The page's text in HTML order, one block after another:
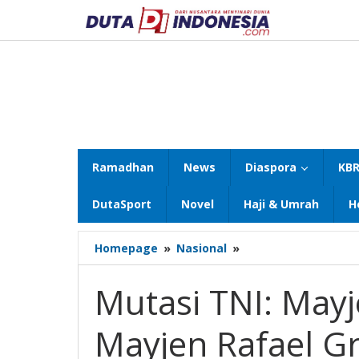
konten
Ramadhan News Diaspora
DutaSport Novel Haji & Umrah
Homepage » Nasional »
TNI:
Hasan
Pangkostrad,
Mayjen
Rafael
Mutasi TNI:
Mayjen Rafael